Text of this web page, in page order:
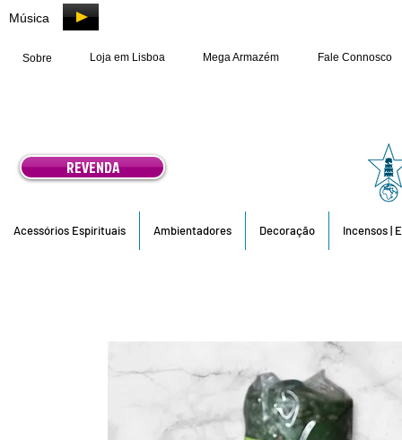
Música
Sobre Loja em Lisboa Mega Armazém Fale Connosco
REVENDA
Acessórios Espirituais Ambientadores Decoração Incensos |